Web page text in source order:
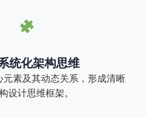
统化架构思维
素及其动态关系，形成清晰
设计思维框架。